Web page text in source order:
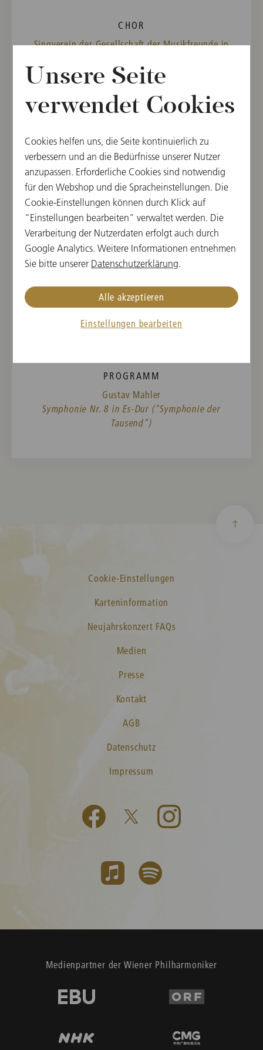
CHOR
Singverein der Gesellschaft der Musikfreunde in
Hofopernchor
BARITON
Hans Duhan
ALT
Hermine Kittel
SOPRAN
Lotte Lehmann
Kinderchor
SOPRAN
PROGRAMM
Gustav Mahler
Symphonie Nr. 8 in Es-Dur ("Symphonie der
Tausend")
Cookie-Einstellungen
Karteninformation
Neujahrskonzert FAQs
Medien
Presse
Kontakt
AGB
Datenschutz
Impressum
Medienpartner der Wiener Philharmoniker
Unsere Seite
verwendet Cookies
Cookies helfen uns, die Seite kontinuierlich zu
verbessern und an die Bedürfnisse unserer Nutzer
anzupassen. Erforderliche Cookies sind notwendig
für den Webshop und die Spracheinstellungen. Die
Cookie-Einstellungen können durch Klick auf
“Einstellungen bearbeiten” verwaltet werden. Die
Verarbeitung der Nutzerdaten erfolgt auch durch
Google Analytics. Weitere Informationen entnehmen
Sie bitte unserer Datenschutzerklärung.
Einstellungen bearbeiten
Alle akzeptieren